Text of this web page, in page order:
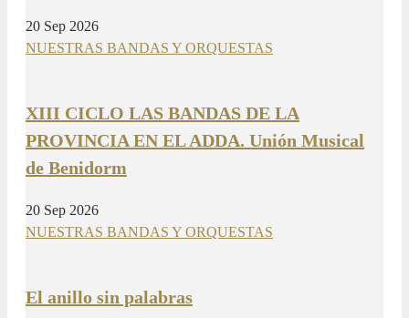
20 Sep 2026
NUESTRAS BANDAS Y ORQUESTAS
XIII CICLO LAS BANDAS DE LA
PROVINCIA EN EL ADDA. Unión Musical
de Benidorm
20 Sep 2026
NUESTRAS BANDAS Y ORQUESTAS
El anillo sin palabras